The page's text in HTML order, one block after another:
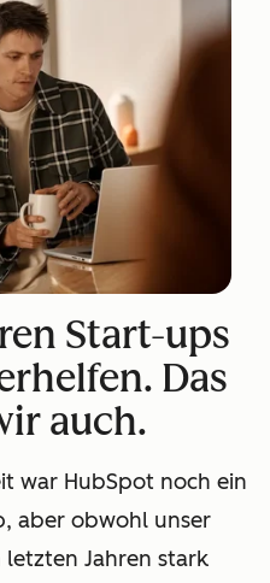
Start-ups
Das
auch.
war HubSpot noch ein
aber obwohl unser
Jahren stark